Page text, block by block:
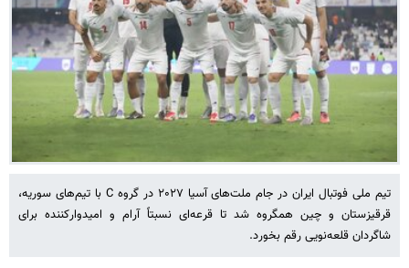
تیم ملی فوتبال ایران در جام ملت‌های آسیا ۲۰۲۷ در گروه C با تیم‌های سوریه،
قرقیزستان و چین همگروه شد تا قرعه‌ای نسبتاً آرام و امیدوارکننده برای
شاگردان قلعه‌نویی رقم بخورد.